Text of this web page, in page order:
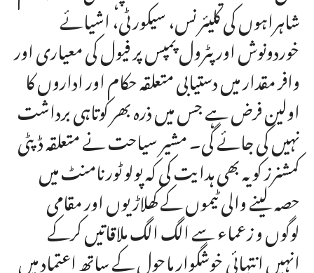
شاہراہوں کی کلیئرنس، سیکورٹی، اشیائے
خوردونوش اور پٹرول پمپس پر فیول کی معیاری اور
وافر مقدار میں دستیابی متعلقہ حکام اور اداروں کا
اولین فرض ہے جس میں ذرہ بھر کوتاہی برداشت
نہیں کی جائے گی۔ مشیر سیاحت نے متعلقہ ڈپٹی
کمشنرز کو یہ بھی ہدایت کی کہ پولو ٹورنامنٹ میں
حصہ لینے والی ٹیموں کے کھلاڑیوں اور مقامی
لوگوں و زعماء سے الگ الگ ملاقاتیں کرکے
انہیں انتہائی خوشگوار ماحول کے ساتھ اعتماد میں